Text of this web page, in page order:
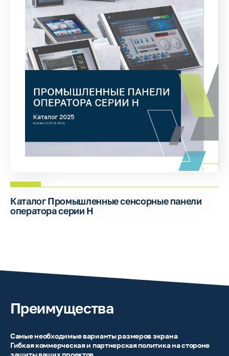
Каталог Промышленные сенсорные панели
оператора серии H
Преимущества
Самые необходимые варианты размеров экрана
Гибкая коммерческая и партнерская политика на стороне